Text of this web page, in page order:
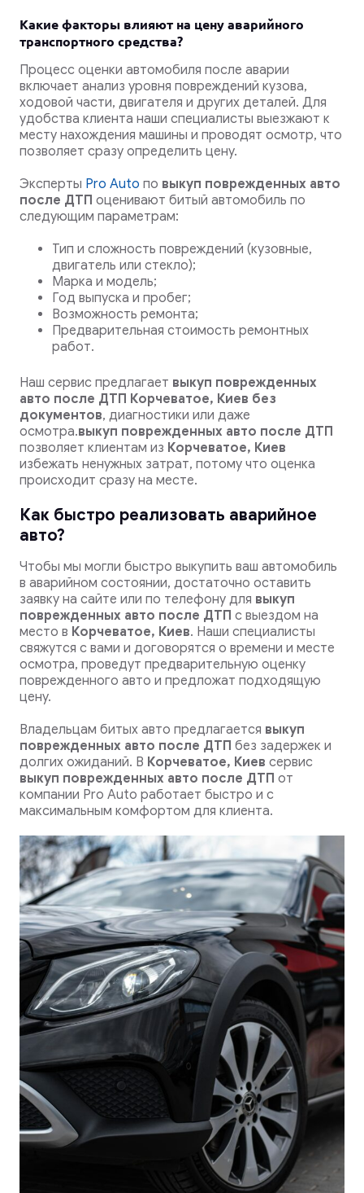
Какие факторы влияют на цену аварийного
транспортного средства?
Процесс оценки автомобиля после аварии
включает анализ уровня повреждений кузова,
ходовой части, двигателя и других деталей. Для
удобства клиента наши специалисты выезжают к
месту нахождения машины и проводят осмотр, что
позволяет сразу определить цену.
Эксперты Pro Auto по выкуп поврежденных авто
после ДТПоценивают битый автомобиль по
следующим параметрам:
Тип и сложность повреждений (кузовные,
двигатель или стекло);
Марка и модель;
Год выпуска и пробег;
Возможность ремонта;
Предварительная стоимость ремонтных
работ.
Наш сервис предлагает выкуп поврежденных
авто после ДТП Корчеватое, Киев без
документов, диагностики или даже
осмотра.выкуп поврежденных авто после ДТП
позволяет клиентам из Корчеватое, Киев
избежать ненужных затрат, потому что оценка
происходит сразу на месте.
Как быстро реализовать аварийное
авто?
Чтобы мы могли быстро выкупить ваш автомобиль
в аварийном состоянии, достаточно оставить
заявку на сайте или по телефону для выкуп
поврежденных авто после ДТП с выездом на
место в Корчеватое, Киев. Наши специалисты
свяжутся с вами и договорятся о времени и месте
осмотра, проведут предварительную оценку
поврежденного авто и предложат подходящую
цену.
Владельцам битых авто предлагается выкуп
поврежденных авто после ДТП без задержек и
долгих ожиданий. В Корчеватое, Киев сервис
выкуп поврежденных авто после ДТПот
компании Pro Auto работает быстро и с
максимальным комфортом для клиента.